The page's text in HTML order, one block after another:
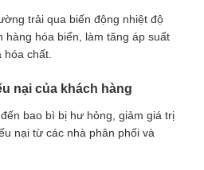
trải qua biến động nhiệt độ
hàng hóa biển, làm tăng áp suất
chất.
nại của khách hàng
bao bì bị hư hỏng, giảm giá trị
nại từ các nhà phân phối và